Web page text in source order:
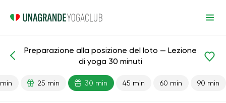
Flessibilità
Preparazione alla posizione del loto — Lezione
di yoga 30 minuti
25 min 30 min 45 min 60 min 90 min